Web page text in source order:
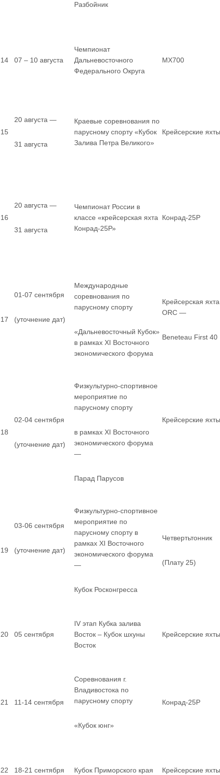
Разбойник
14 07 – 10 августа
Чемпионат
Дальневосточного
Федерального Округа
MX700
15
20 августа —
31 августа
Краевые соревнования по
парусному спорту «Кубок
Залива Петра Великого»
Крейсерские яхты
16
20 августа —
31 августа
Чемпионат России в
классе «крейсерская яхта
Конрад-25Р»
Конрад-25Р
17
01-07 сентября
(уточнение дат)
Международные
соревнования по
парусному спорту
«Дальневосточный Кубок»
в рамках XI Восточного
экономического форума
Крейсерская яхта
ORC —
Beneteau First 40
18
02-04 сентября
(уточнение дат)
Физкультурно-спортивное
мероприятие по
парусному спорту
в рамках XI Восточного
экономического форума
—
Парад Парусов
Крейсерские яхты
19
03-06 сентября
(уточнение дат)
Физкультурно-спортивное
мероприятие по
парусному спорту в
рамках XI Восточного
экономического форума
—
Кубок Росконгресса
Четвертьтонник
(Плату 25)
20 05 сентября
IV этап Кубка залива
Восток – Кубок шхуны
Восток
Крейсерские яхты
21 11-14 сентября
Соревнования г.
Владивостока по
парусному спорту
«Кубок юнг»
Конрад-25Р
22 18-21 сентября Кубок Приморского края Крейсерские яхты